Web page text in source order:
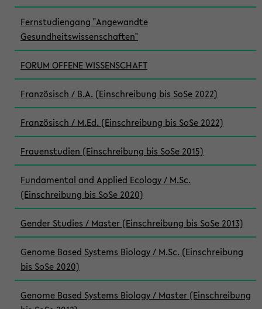
Fernstudiengang "Angewandte
Gesundheitswissenschaften"
FORUM OFFENE WISSENSCHAFT
Französisch / B.A. (Einschreibung bis SoSe 2022)
Französisch / M.Ed. (Einschreibung bis SoSe 2022)
Frauenstudien (Einschreibung bis SoSe 2015)
Fundamental and Applied Ecology / M.Sc.
(Einschreibung bis SoSe 2020)
Gender Studies / Master (Einschreibung bis SoSe 2013)
Genome Based Systems Biology / M.Sc. (Einschreibung
bis SoSe 2020)
Genome Based Systems Biology / Master (Einschreibung